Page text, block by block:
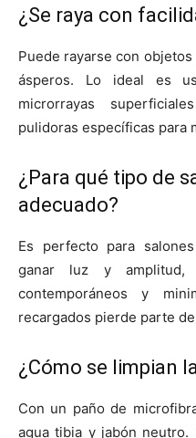
¿Se raya con
Puede rayarse con
ásperos. Lo ideal es
microrrayas
pulidoras específicas para
¿Para qué tipo de
adecuado?
Es perfecto para
ganar luz y amplitud,
contemporáneos y
recargados pierde parte
¿Cómo se limpian
Con un paño de
agua tibia y jabón